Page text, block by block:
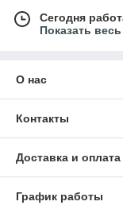
Сегодня
Показать
О нас
Контакты
Доставка и оплата
График работы